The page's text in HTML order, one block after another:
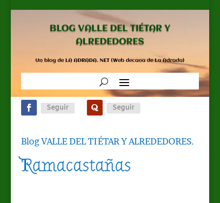
BLOG VALLE DEL TIÉTAR Y
ALREDEDORES
Un blog de LA ADRADA. NET (Web decana de La Adrada)
Seguir Seguir
Blog VALLE DEL TIÉTAR Y ALREDEDORES.
Ramacastañas